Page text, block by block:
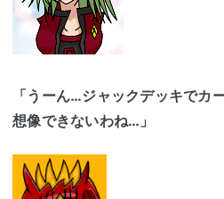
「うーん…ジャックデッキでカ
想像できないわね…」